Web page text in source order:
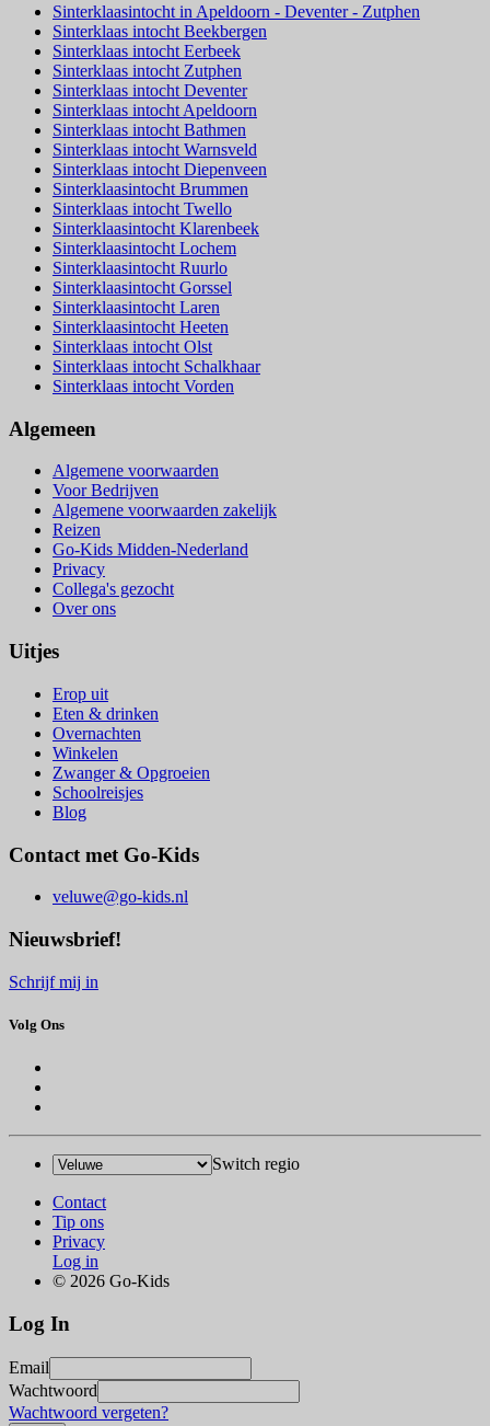
Sinterklaasintocht in Apeldoorn - Deventer - Zutphen
Sinterklaas intocht Beekbergen
Sinterklaas intocht Eerbeek
Sinterklaas intocht Zutphen
Sinterklaas intocht Deventer
Sinterklaas intocht Apeldoorn
Sinterklaas intocht Bathmen
Sinterklaas intocht Warnsveld
Sinterklaas intocht Diepenveen
Sinterklaasintocht Brummen
Sinterklaas intocht Twello
Sinterklaasintocht Klarenbeek
Sinterklaasintocht Lochem
Sinterklaasintocht Ruurlo
Sinterklaasintocht Gorssel
Sinterklaasintocht Laren
Sinterklaasintocht Heeten
Sinterklaas intocht Olst
Sinterklaas intocht Schalkhaar
Sinterklaas intocht Vorden
Algemeen
Algemene voorwaarden
Voor Bedrijven
Algemene voorwaarden zakelijk
Reizen
Go-Kids Midden-Nederland
Privacy
Collega's gezocht
Over ons
Uitjes
Erop uit
Eten & drinken
Overnachten
Winkelen
Zwanger & Opgroeien
Schoolreisjes
Blog
Contact met Go-Kids
veluwe@go-kids.nl
Nieuwsbrief!
Schrijf mij in
Volg Ons
Switch regio
Contact
Tip ons
Privacy
Log in
© 2026 Go-Kids
Log In
Email
Wachtwoord
Wachtwoord vergeten?